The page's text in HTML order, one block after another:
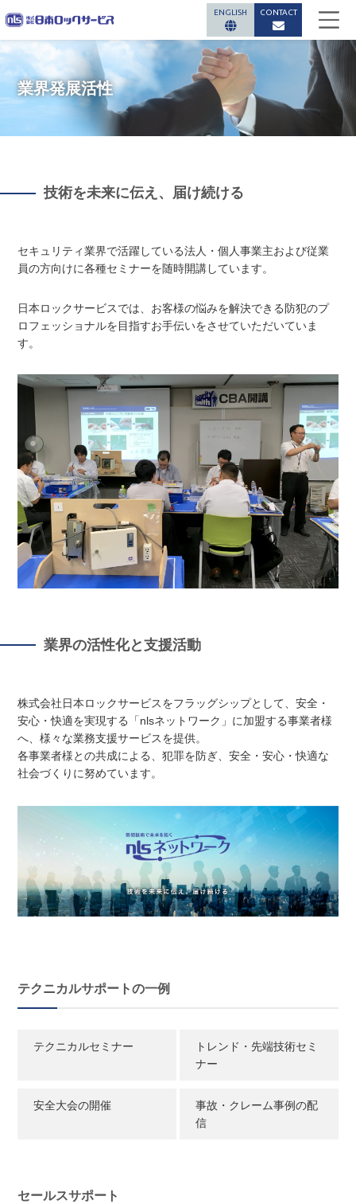
ENGLISH CONTACT
業界発展活性
技術を未来に伝え、届け続ける
セキュリティ業界で活躍している法人・個人事業主および従業
員の方向けに各種セミナーを随時開講しています。
日本ロックサービスでは、お客様の悩みを解決できる防犯のプ
ロフェッショナルを目指すお手伝いをさせていただいていま
す。
業界の活性化と支援活動
株式会社日本ロックサービスをフラッグシップとして、安全・
安心・快適を実現する「nlsネットワーク」に加盟する事業者様
へ、様々な業務支援サービスを提供。
各事業者様との共成による、犯罪を防ぎ、安全・安心・快適な
社会づくりに努めています。
テクニカルサポートの一例
テクニカルセミナー
トレンド・先端技術セミ
ナー
安全大会の開催
事故・クレーム事例の配
信
セールスサポート